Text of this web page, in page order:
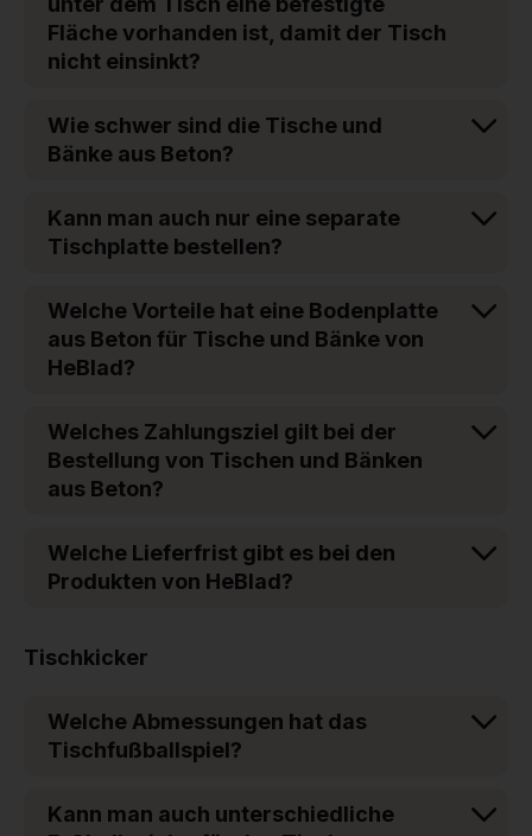
Fläche vorhanden ist, damit der Tisch
nicht einsinkt?
Wie schwer sind die Tische und
Bänke aus Beton?
Kann man auch nur eine separate
Tischplatte bestellen?
Welche Vorteile hat eine Bodenplatte
aus Beton für Tische und Bänke von
HeBlad?
Welches Zahlungsziel gilt bei der
Bestellung von Tischen und Bänken
aus Beton?
Welche Lieferfrist gibt es bei den
Produkten von HeBlad?
Tischkicker
Welche Abmessungen hat das
Tischfußballspiel?
Kann man auch unterschiedliche